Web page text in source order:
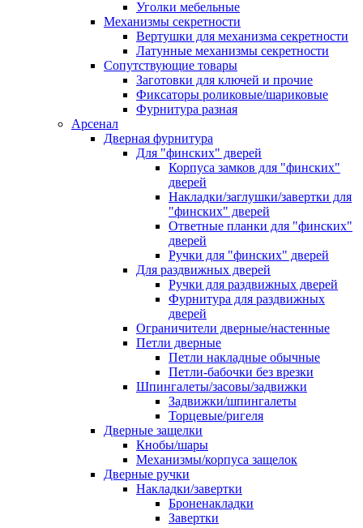
Уголки мебельные
Механизмы секретности
Вертушки для механизма секретности
Латунные механизмы секретности
Сопутствующие товары
Заготовки для ключей и прочие
Фиксаторы роликовые/шариковые
Фурнитура разная
Арсенал
Дверная фурнитура
Для "финских" дверей
Корпуса замков для "финских"
дверей
Накладки/заглушки/завертки для
"финских" дверей
Ответные планки для "финских"
дверей
Ручки для "финских" дверей
Для раздвижных дверей
Ручки для раздвижных дверей
Фурнитура для раздвижных
дверей
Ограничители дверные/настенные
Петли дверные
Петли накладные обычные
Петли-бабочки без врезки
Шпингалеты/засовы/задвижки
Задвижки/шпингалеты
Торцевые/ригеля
Дверные защелки
Кнобы/шары
Механизмы/корпуса защелок
Дверные ручки
Накладки/завертки
Броненакладки
Завертки